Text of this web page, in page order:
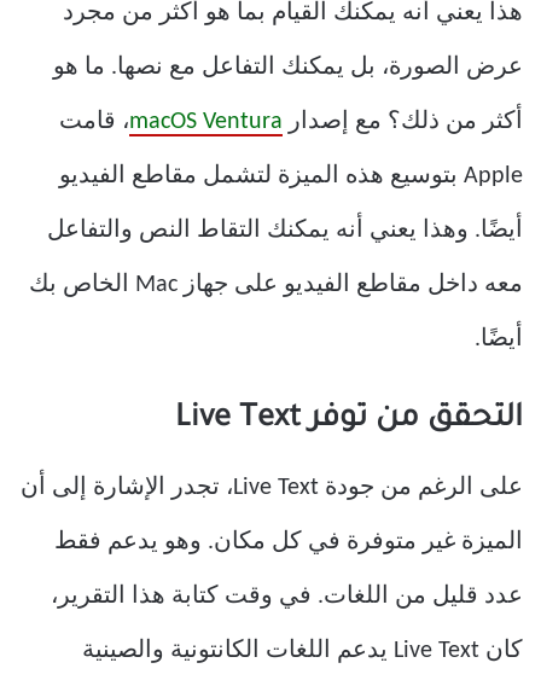
هذا يعني أنه يمكنك القيام بما هو أكثر من مجرد
عرض الصورة، بل يمكنك التفاعل مع نصها. ما هو
أكثر من ذلك؟ مع إصدار macOS Ventura، قامت
Apple بتوسيع هذه الميزة لتشمل مقاطع الفيديو
أيضًا. وهذا يعني أنه يمكنك التقاط النص والتفاعل
معه داخل مقاطع الفيديو على جهاز Mac الخاص بك
أيضًا.
التحقق من توفر Live Text
على الرغم من جودة Live Text، تجدر الإشارة إلى أن
الميزة غير متوفرة في كل مكان. وهو يدعم فقط
عدد قليل من اللغات. في وقت كتابة هذا التقرير،
كان Live Text يدعم اللغات الكانتونية والصينية